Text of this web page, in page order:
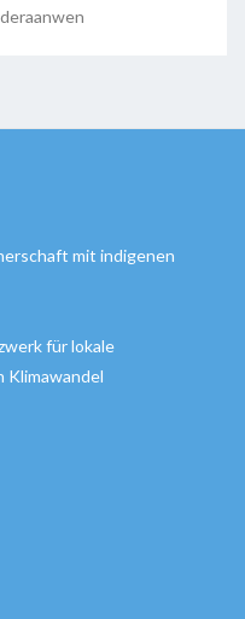
mit indigenen
für lokale
Klimawandel